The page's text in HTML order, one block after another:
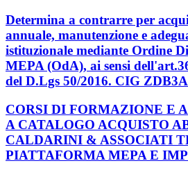
Determina a contrarre per
annuale, manutenzione e
istituzionale mediante Ordine
MEPA (OdA), ai sensi
del D.Lgs 50/2016. CIG
CORSI DI FORMAZIONE E
A CATALOGO ACQUISTO
CALDARINI & ASSOCIATI
PIATTAFORMA MEPA E